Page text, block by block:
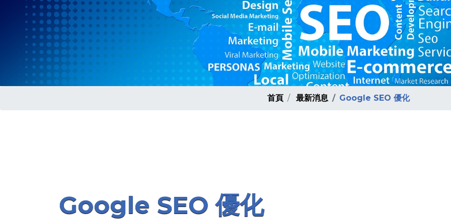
首頁 最新消息 Google SEO 優化
Google SEO 優化